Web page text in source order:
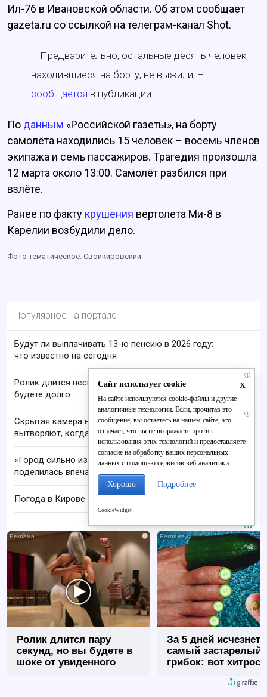
Ил-76 в Ивановской области. Об этом сообщает
gazeta.ru со ссылкой на телеграм-канал Shot.
– Предварительно, остальные десять человек,
находившиеся на борту, не выжили, –
сообщается в публикации.
По данным «Российской газеты», на борту
самолёта находились 15 человек – восемь членов
экипажа и семь пассажиров. Трагедия произошла
12 марта около 13:00. Самолёт разбился при
взлёте.
Ранее по факту крушения вертолета Ми-8 в
Карелии возбудили дело.
Фото тематическое: Свойкировский
Популярное на портале
Будут ли выплачивать 13-ю пенсию в 2026 году:
что известно на сегодня
i
Ролик длится несколько секунд, а смеяться вы
будете долго
i
Скрытая камера на пляже Крыма: Что люди
вытворяют, когда их не видят...
«Город сильно изменился»: кировчанка
поделилась впечатлениями после возвращения
Погода в Кирове 9 августа: до +22 C и дождь
i
Ролик длится пару
секунд, но вы будете в
шоке от увиденного
За 5 дней исчезнет
самый застарелый
грибок: вот
x
Сайт использует cookie
На сайте используются cookie-файлы и другие
аналогичные технологии. Если, прочитав это
сообщение, вы остаетесь на нашем сайте, это
означает, что вы не возражаете против
использования этих технологий и предоставляете
согласие на обработку ваших персональных
данных с помощью сервисов веб-аналитики.
Хорошо Подробнее
CookieWidget